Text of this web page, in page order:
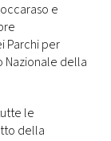
e
Parchi per
Nazionale della
le
della